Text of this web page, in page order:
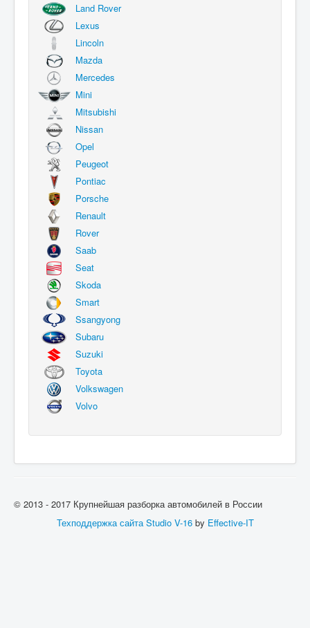
Land Rover
Lexus
Lincoln
Mazda
Mercedes
Mini
Mitsubishi
Nissan
Opel
Peugeot
Pontiac
Porsche
Renault
Rover
Saab
Seat
Skoda
Smart
Ssangyong
Subaru
Suzuki
Toyota
Volkswagen
Volvo
© 2013 - 2017 Крупнейшая разборка автомобилей в России
Техподдержка сайта Studio V-16by Effective-IT